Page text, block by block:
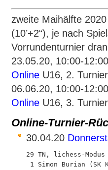
zweite Maihälfte
(10’+2“), je nach
Vorrundenturnier dran
23.05.20, 10:00-
Online U16, 2.
06.06.20, 10:00-
Online U16, 3.
Online-Turnier-
30.04.20
29 TN, lichess-Modus
1 Simon Burian (SK